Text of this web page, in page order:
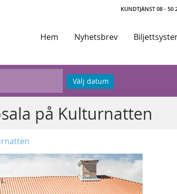
KUNDTJÄNST 08 - 50
Hem Nyhetsbrev
Välj datum
på Kulturnatten